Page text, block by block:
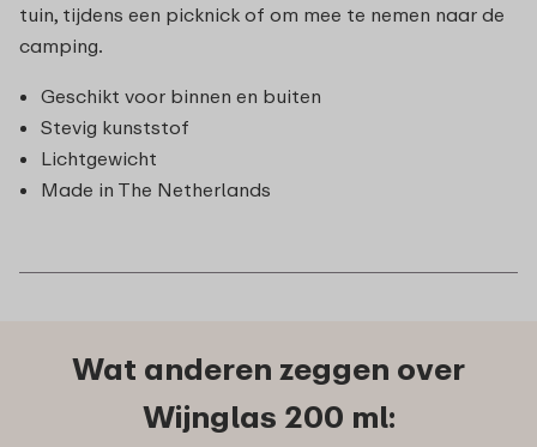
tuin, tijdens een picknick of om mee te nemen naar de
camping.
Geschikt voor binnen en buiten
Stevig kunststof
Lichtgewicht
Made in The Netherlands
Wat anderen zeggen over
Wijnglas 200 ml: